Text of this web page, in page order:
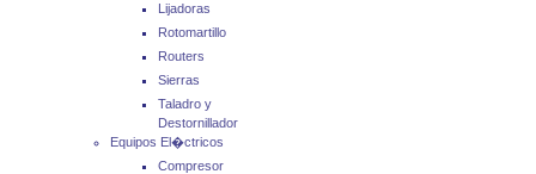
Lijadoras
Rotomartillo
Routers
Sierras
Taladro y
Destornillador
Equipos El�ctricos
Compresor